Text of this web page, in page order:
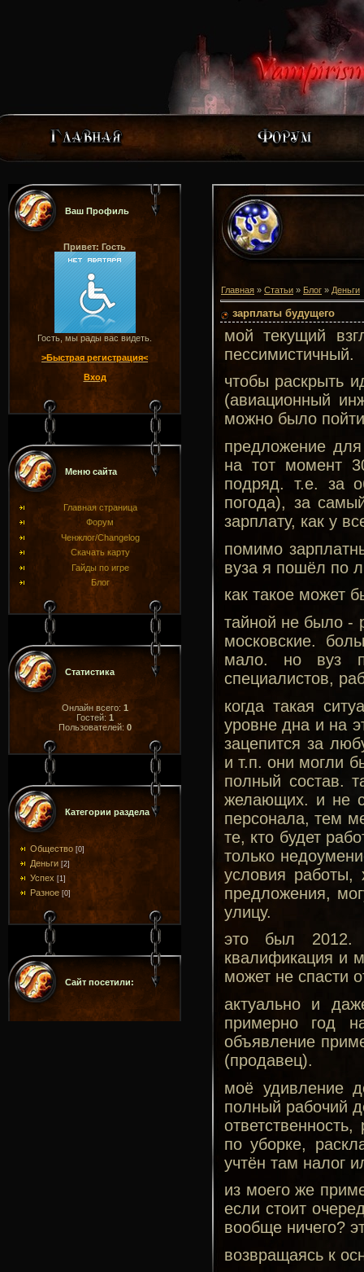
Ваш Профиль
Привет: Гость
Гость, мы рады вас видеть.
>Быстрая регистрация<
Вход
Меню сайта
Главная страница
Форум
Ченжлог/Changelog
Скачать карту
Гайды по игре
Блог
Статистика
Онлайн всего: 1
Гостей: 1
Пользователей: 0
Категории раздела
Общество [0]
Деньги [2]
Успех [1]
Разное [0]
Сайт посетили:
Главная » Статьи » Блог » Деньги
зарплаты будущего
мой текущий
пессимистичный.
чтобы раскрыть
(авиационный
можно было
предложение
на тот момент
подряд. т.е. за
погода), за
зарплату, как у
помимо
вуза я пошёл по
как такое может
тайной не было -
московские.
мало. но вуз
специалистов,
когда такая
уровне дна и на
зацепится за
и т.п. они могли
полный состав.
желающих. и не
персонала, тем
те, кто будет
только
условия работы,
предложения,
улицу.
это был 2012.
квалификация и
может не спасти
актуально и
примерно год
объявление
(продавец).
моё удивление
полный рабочий
по уборке,
учтён там налог
из моего же
если стоит
вообще ничего?
возвращаясь к